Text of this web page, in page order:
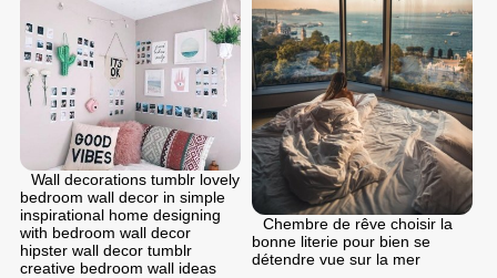
Chembre de rêve choisir la
bonne literie pour bien se
détendre vue sur la mer
Wall decorations tumblr lovely
bedroom wall decor in simple
inspirational home designing
with bedroom wall decor
hipster wall decor tumblr
creative bedroom wall ideas